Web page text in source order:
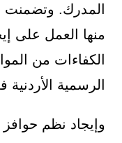
المدرك. وتضمنت
منها العمل على
الكفاءات من
الرسمية
وإيجاد نظم